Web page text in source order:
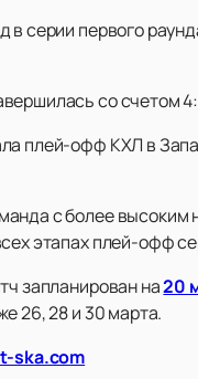
в серии первого
со
плей-офф КХЛ в
с более
этапах плей-офф
запланирован на20
26, 28 и 30 марта.
ska.com